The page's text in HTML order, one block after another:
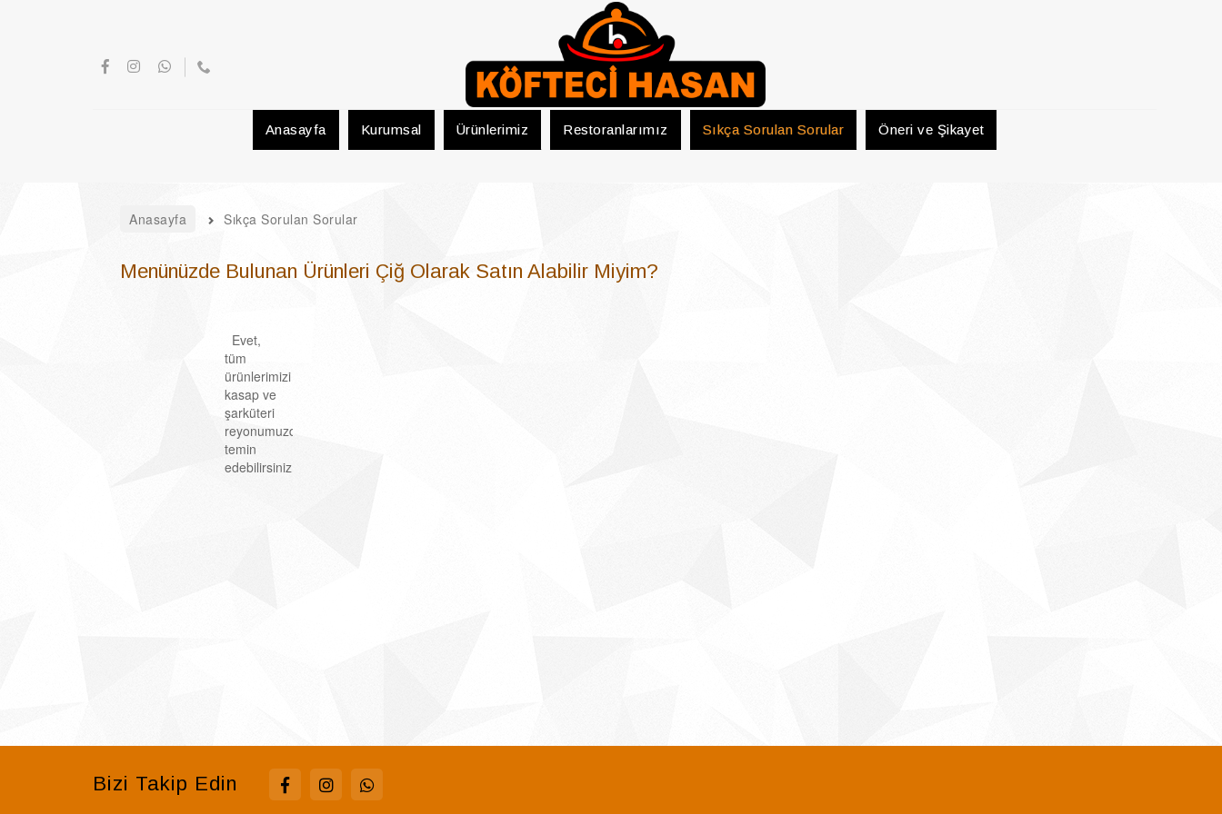
Anasayfa Kurumsal Ürünlerimiz Restoranlarımız Sıkça Sorulan Sorular Öneri ve Şikayet
Anasayfa Sıkça Sorulan Sorular
Menünüzde Bulunan Ürünleri Çiğ Olarak Satın Alabilir Miyim?
Evet,
tüm
ürünlerimizi
kasap ve
şarküteri
reyonumuzdan
temin
edebilirsiniz.
Bizi Takip Edin